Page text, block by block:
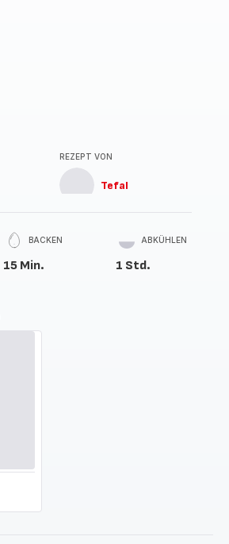
REZEPT VON
Tefal
BACKEN
15 Min.
ABKÜHLEN
1 Std.